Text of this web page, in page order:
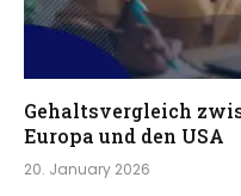
Gehaltsvergleich
Europa und den USA
20. January 2026